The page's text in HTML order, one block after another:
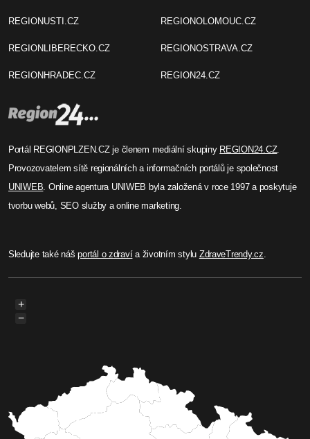
REGIONUSTI.CZ
REGIONLIBERECKO.CZ
REGIONHRADEC.CZ
REGIONOLOMOUC.CZ
REGIONOSTRAVA.CZ
REGION24.CZ
Portál REGIONPLZEN.CZ je členem mediální skupiny REGION24.CZ.
Provozovatelem sítě regionálních a informačních portálů je společnost
UNIWEB . Online agentura UNIWEB byla založená v roce 1997 a poskytuje
tvorbu webů, SEO služby a online marketing.
Sledujte také nášportál o zdravía životním stylu ZdraveTrendy.cz
+
−